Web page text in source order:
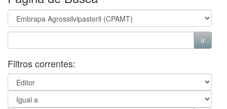
Filtros correntes: